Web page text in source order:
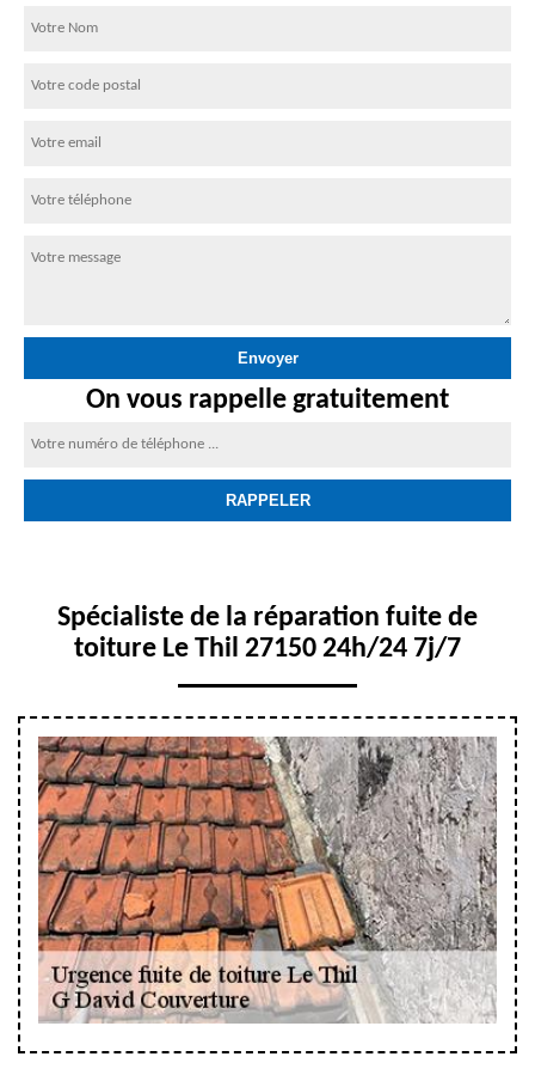
On vous rappelle gratuitement
Spécialiste de la réparation fuite de
toiture Le Thil 27150 24h/24 7j/7